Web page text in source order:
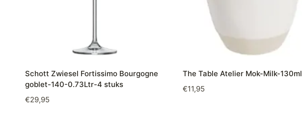
Schott Zwiesel Fortissimo Bourgogne
goblet-140-0.73Ltr-4 stuks
€29,95
The Table Atelier Mok-Milk-130ml
€11,95